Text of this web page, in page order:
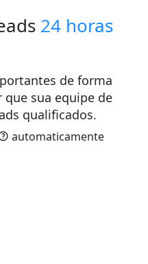
24 horas
de forma
sua equipe de
qualificados.
automaticamente